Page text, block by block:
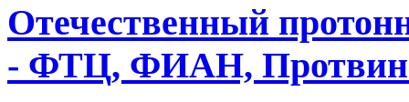
Отечественный
- ФТЦ, ФИАН,